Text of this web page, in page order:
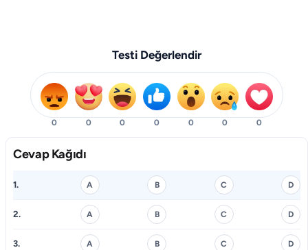
Testi Değerlendir
0 0 0 0 0 0 0
Cevap Kağıdı
1. A B C D
2. A B C D
3. A B C D